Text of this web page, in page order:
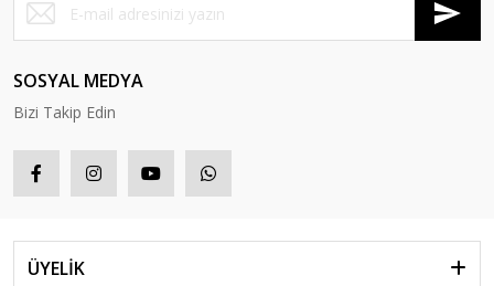
SOSYAL MEDYA
Bizi Takip Edin
ÜYELİK